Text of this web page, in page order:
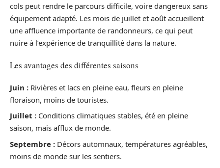
cols peut rendre le parcours difficile, voire dangereux sans
équipement adapté. Les mois de juillet et août accueillent
une affluence importante de randonneurs, ce qui peut
nuire à l’expérience de tranquillité dans la nature.
Les avantages des différentes saisons
Juin : Rivières et lacs en pleine eau, fleurs en pleine
floraison, moins de touristes.
Juillet : Conditions climatiques stables, été en pleine
saison, mais afflux de monde.
Septembre : Décors automnaux, températures agréables,
moins de monde sur les sentiers.